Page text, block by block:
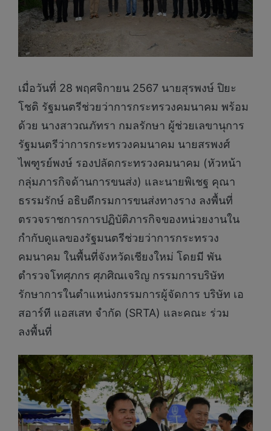
เมื่อวันที่ 28 พฤศจิกายน 2567 นายสุรพงษ์ ปิยะ
โชติ รัฐมนตรีช่วยว่าการกระทรวงคมนาคม พร้อม
ด้วย นางสาวณภัทรา กมลรักษา ผู้ช่วยเลขานุการ
รัฐมนตรีว่าการกระทรวงคมนาคม นายสรพงศ์
ไพฑูรย์พงษ์ รองปลัดกระทรวงคมนาคม (หัวหน้า
กลุ่มภารกิจด้านการขนส่ง) และนายพิเชฐ คุณา
ธรรมรักษ์ อธิบดีกรมการขนส่งทางราง ลงพื้นที่
ตรวจราชการการปฏิบัติภารกิจของหน่วยงานใน
กำกับดูแลของรัฐมนตรีช่วยว่าการกระทรวง
คมนาคม ในพื้นที่จังหวัดเชียงใหม่ โดยมี พัน
ตำรวจโทศุภกร ศุภศิณเจริญ กรรมการบริษัท
รักษาการในตำแหน่งกรรมการผู้จัดการ บริษัท เอ
สอาร์ที แอสเสท จำกัด (SRTA) และคณะ ร่วม
ลงพื้นที่